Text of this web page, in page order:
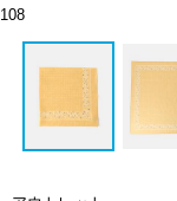
108